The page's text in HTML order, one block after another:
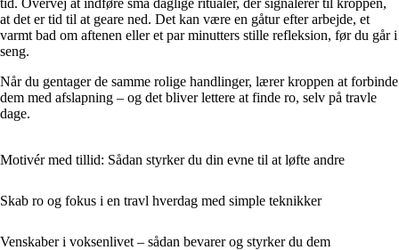
at det er tid til at geare ned. Det kan være en gåtur efter arbejde, et
varmt bad om aftenen eller et par minutters stille refleksion, før du går i
seng.
Når du gentager de samme rolige handlinger, lærer kroppen at forbinde
dem med afslapning – og det bliver lettere at finde ro, selv på travle
dage.
Motivér med tillid: Sådan styrker du din evne til at løfte andre
Skab ro og fokus i en travl hverdag med simple teknikker
Venskaber i voksenlivet – sådan bevarer og styrker du dem